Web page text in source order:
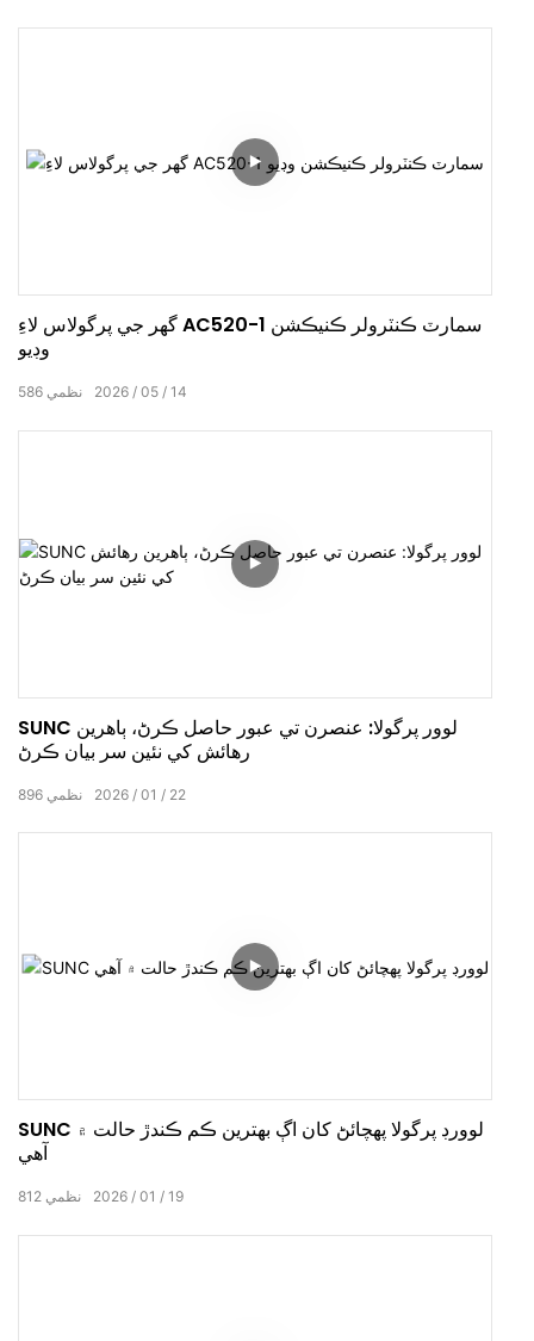
گھر جي پرگولاس لاءِ AC520-1 سمارٽ ڪنٽرولر ڪنيڪشن
وڊيو
2026 05 14
586 نظمي
SUNC لوور پرگولا: عنصرن تي عبور حاصل ڪرڻ، ٻاهرين
رهائش کي نئين سر بيان ڪرڻ
2026 01 22
896 نظمي
SUNC لوورڊ پرگولا پهچائڻ کان اڳ بهترين ڪم ڪندڙ حالت ۾
آهي
2026 01 19
812 نظمي